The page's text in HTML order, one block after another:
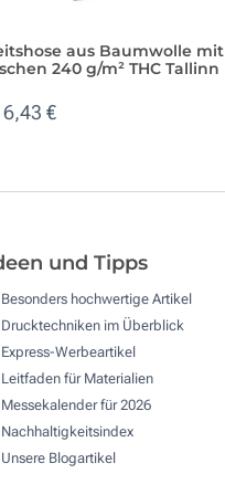
aus Baumwolle mit
240 g/m² THC Tallinn
€
und Tipps
Besonders hochwertige Artikel
Drucktechniken im Überblick
Express-Werbeartikel
Leitfaden für Materialien
Messekalender für 2026
Nachhaltigkeitsindex
Unsere Blogartikel